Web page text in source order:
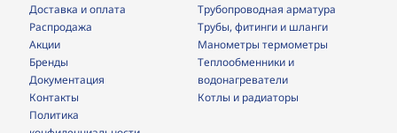
Доставка и оплата
Распродажа
Акции
Бренды
Документация
Контакты
трубопроводная арматура
трубы, фитинги и шланги
манометры термометры
теплообменники и
водонагреватели
Котлы и радиаторы
Политика